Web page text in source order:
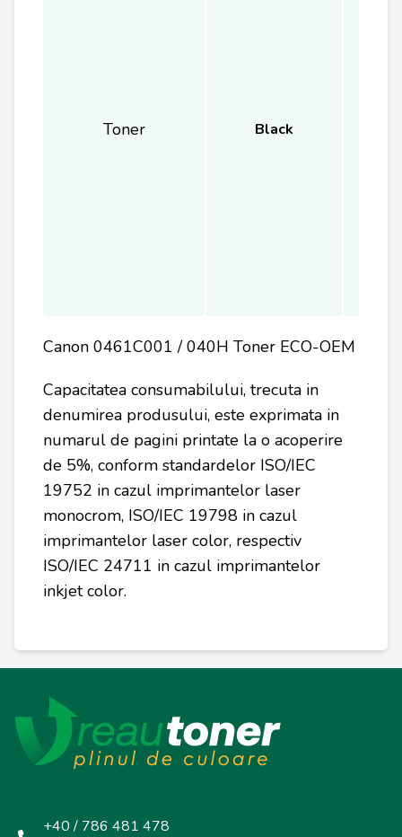
Toner Black
Canon 0461C001 / 040H Toner ECO-OEM
Capacitatea consumabilului, trecuta in
denumirea produsului, este exprimata in
numarul de pagini printate la o acoperire
de 5%, conform standardelor ISO/IEC
19752 in cazul imprimantelor laser
monocrom, ISO/IEC 19798 in cazul
imprimantelor laser color, respectiv
ISO/IEC 24711 in cazul imprimantelor
inkjet color.
+40 / 786 481 478